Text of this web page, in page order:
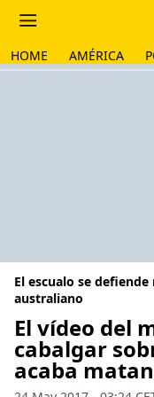
HOME AMÉRICA
El escualo se
australiano
El vídeo del
cabalgar
acaba